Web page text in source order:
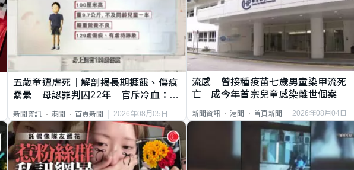
五歲童遭虐死｜解剖揭長期捱餓、傷痕
纍纍 母認罪判囚22年 官斥冷血：同
新聞資訊 港聞 首頁新聞 2026年08月05日
流感｜曾接種疫苗七歲男童染甲流死
亡 成今年首宗兒童感染離世個案
新聞資訊 港聞 首頁新聞 2026年08月04日